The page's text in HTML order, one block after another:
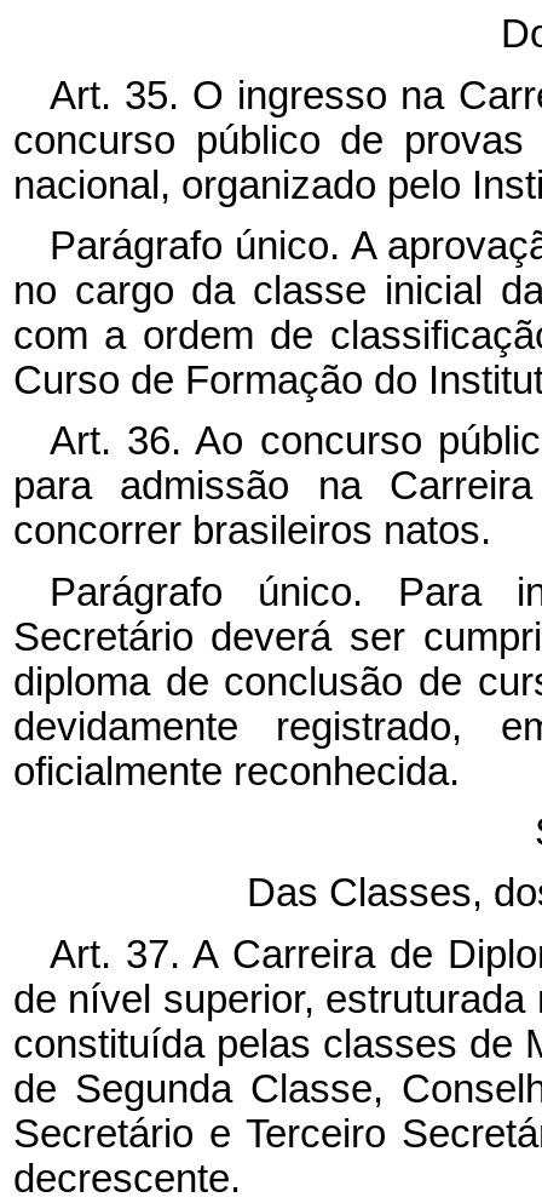
Art. 35. O ingresso na
concurso público de
nacional, organizado pelo
Parágrafo único. A
no cargo da classe inicial
com a ordem de
Curso de Formação do
Art. 36. Ao concurso
para admissão na
concorrer brasileiros natos.
Parágrafo único. Para
Secretário deverá ser
diploma de conclusão de
devidamente registrado,
oficialmente reconhecida.
Das Classes,
Art. 37. A Carreira de
de nível superior,
constituída pelas classes de
de Segunda Classe,
Secretário e Terceiro
decrescente.